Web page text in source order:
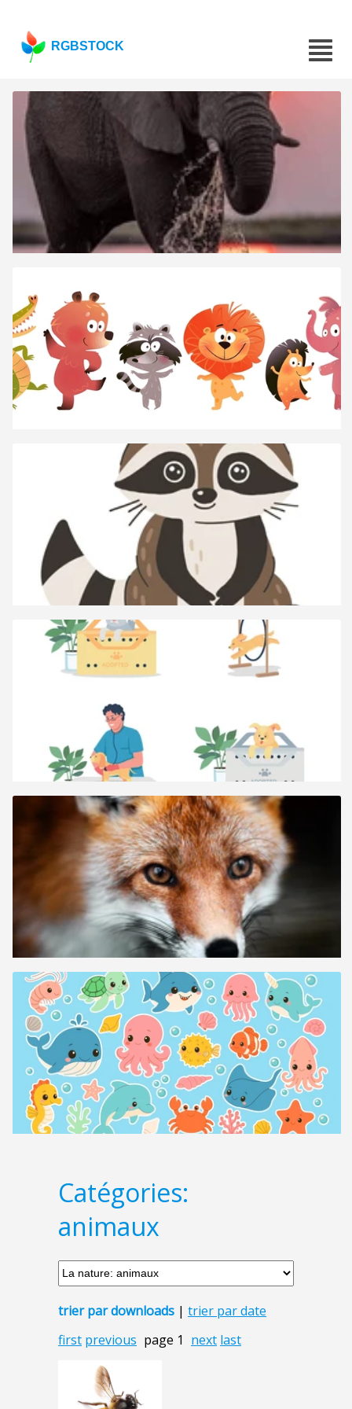
RGBSTOCK
Catégories:
animaux
trier par downloads | trier par date
first previous page 1 next last